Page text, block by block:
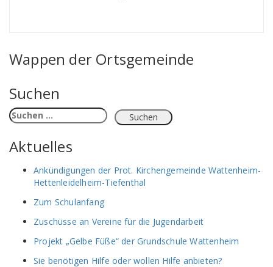
Wappen der Ortsgemeinde
Suchen
Suchen
nach:
Aktuelles
Ankündigungen der Prot. Kirchengemeinde Wattenheim-
Hettenleidelheim-Tiefenthal
Zum Schulanfang
Zuschüsse an Vereine für die Jugendarbeit
Projekt „Gelbe Füße“ der Grundschule Wattenheim
Sie benötigen Hilfe oder wollen Hilfe anbieten?